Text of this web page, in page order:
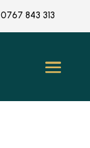
0767 843 313